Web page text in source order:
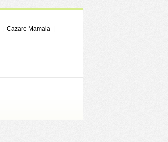
Cazare Mamaia